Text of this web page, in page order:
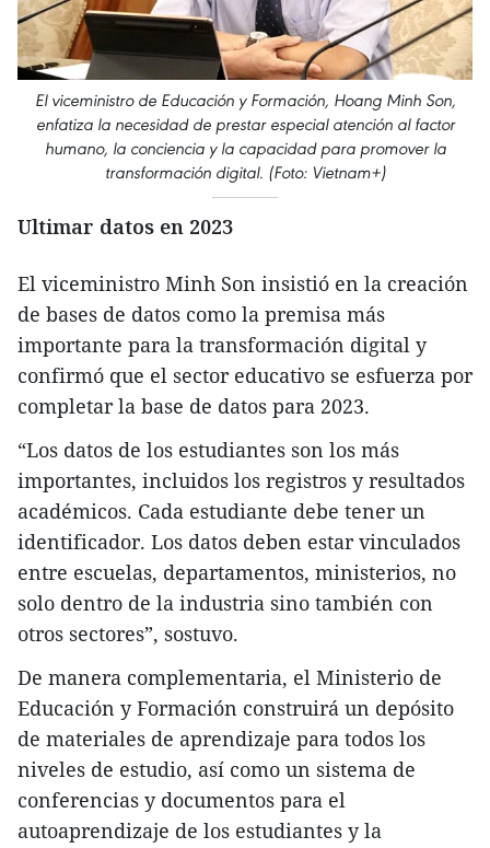
El viceministro de Educación y Formación, Hoang Minh Son,
enfatiza la necesidad de prestar especial atención al factor
humano, la conciencia y la capacidad para promover la
transformación digital. (Foto: Vietnam+)
Ultimar datos en 2023
El viceministro Minh Son insistió en la creación
de bases de datos como la premisa más
importante para la transformación digital y
confirmó que el sector educativo se esfuerza por
completar la base de datos para 2023.
“Los datos de los estudiantes son los más
importantes, incluidos los registros y resultados
académicos. Cada estudiante debe tener un
identificador. Los datos deben estar vinculados
entre escuelas, departamentos, ministerios, no
solo dentro de la industria sino también con
otros sectores”, sostuvo.
De manera complementaria, el Ministerio de
Educación y Formación construirá un depósito
de materiales de aprendizaje para todos los
niveles de estudio, así como un sistema de
conferencias y documentos para el
autoaprendizaje de los estudiantes y la